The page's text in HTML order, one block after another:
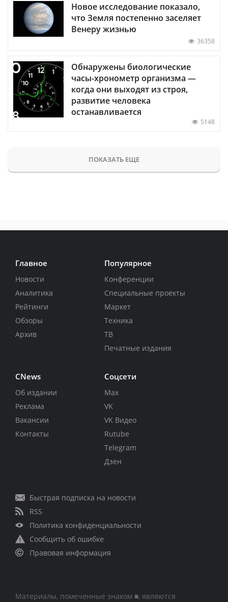
Новое исследование показало,
что Земля постепенно заселяет
Венеру жизнью
36358
Обнаружены биологические
часы-хронометр организма —
когда они выходят из строя,
развитие человека
останавливается
5148
ПОКАЗАТЬ ЕЩЕ
Главное
Новости
Аналитика
Рейтинги
Обзоры
Архив
Популярное
Конференции
Специальные проекты
Маркет
Техника
ТВ
Печатные издания
CNews
Об издании
Реклама
Вакансии
Контакты
Соцсети
Max
VK
VK Видео
Rutube
Telegram
Дзен
Быстрая подписка на новости
RSS
Политика конфиденциальности
Сообщить об ошибке
Правовая информация
Материалы, помеченные знаком ■, являются